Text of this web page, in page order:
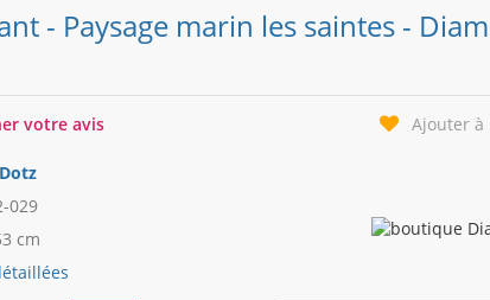
- Paysage marin les saintes -
votre avis Ajouter à
029
cm